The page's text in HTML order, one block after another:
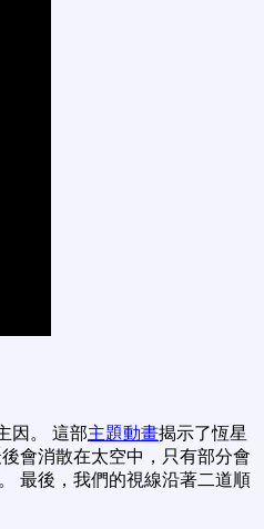
因。 這部主題動畫揭示了恆星
會消散在太空中，只有部分會
。 最後，我們的視線沿著二道順